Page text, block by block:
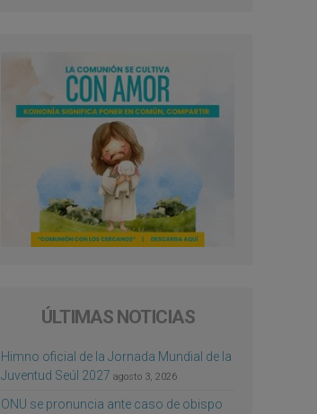
ÚLTIMAS NOTICIAS
Himno oficial de la Jornada Mundial de la
Juventud Seúl 2027 agosto 3, 2026
ONU se pronuncia ante caso de obispo